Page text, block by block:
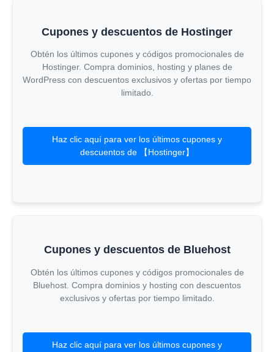
Cupones y descuentos de Hostinger
Obtén los últimos cupones y códigos promocionales de
Hostinger. Compra dominios, hosting y planes de
WordPress con descuentos exclusivos y ofertas por tiempo
limitado.
Haz clic aquí para ver los últimos cupones y
descuentos de 【Hostinger】
Cupones y descuentos de Bluehost
Obtén los últimos cupones y códigos promocionales de
Bluehost. Compra dominios y hosting con descuentos
exclusivos y ofertas por tiempo limitado.
Haz clic aquí para ver los últimos cupones y